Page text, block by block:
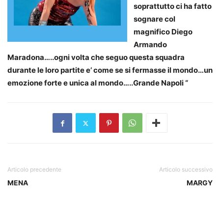
soprattutto ci ha fatto
sognare col
magnifico Diego
Armando
Maradona…..ogni volta che seguo questa squadra
durante le loro partite e’ come se si fermasse il mondo…un
emozione forte e unica al mondo…..Grande Napoli “
Articolo precedente
MENA
Articolo successivo
MARGY